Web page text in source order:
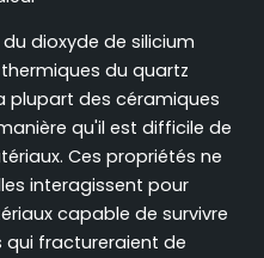
dioxyde de silicium
du quartz
plupart des céramiques
qu'il est difficile de
Ces propriétés ne
interagissent pour
capable de survivre
fractureraient de